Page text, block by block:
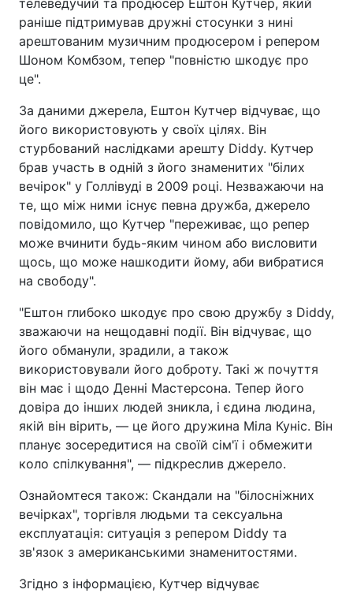
раніше підтримував дружні стосунки з нині
арештованим музичним продюсером і репером
Шоном Комбзом, тепер "повністю шкодує про
це".
За даними джерела, Ештон Кутчер відчуває, що
його використовують у своїх цілях. Він
стурбований наслідками арешту Diddy. Кутчер
брав участь в одній з його знаменитих "білих
вечірок" у Голлівуді в 2009 році. Незважаючи на
те, що між ними існує певна дружба, джерело
повідомило, що Кутчер "переживає, що репер
може вчинити будь-яким чином або висловити
щось, що може нашкодити йому, аби вибратися
на свободу".
"Ештон глибоко шкодує про свою дружбу з Diddy,
зважаючи на нещодавні події. Він відчуває, що
його обманули, зрадили, а також
використовували його доброту. Такі ж почуття
він має і щодо Денні Мастерсона. Тепер його
довіра до інших людей зникла, і єдина людина,
якій він вірить, — це його дружина Міла Куніс. Він
планує зосередитися на своїй сім'ї і обмежити
коло спілкування", — підкреслив джерело.
Ознайомтеся також: Скандали на "білосніжних
вечірках", торгівля людьми та сексуальна
експлуатація: ситуація з репером Diddy та
зв'язок з американськими знаменитостями.
Згідно з інформацією, Кутчер відчуває